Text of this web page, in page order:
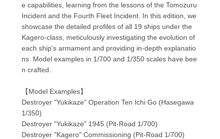
e capabilities, learning from the lessons of the Tomozuru
Incident and the Fourth Fleet Incident. In this edition, we
showcase the detailed profiles of all 19 ships under the
Kagero-class, meticulously investigating the evolution of
each ship's armament and providing in-depth explanatio
ns. Model examples in 1/700 and 1/350 scales have bee
n crafted.
【Model Examples】
Destroyer "Yukikaze" Operation Ten Ichi Go (Hasegawa
1/350)
Destroyer "Yukikaze" 1945 (Pit-Road 1/700)
Destroyer "Kagero" Commissioning (Pit-Road 1/700)